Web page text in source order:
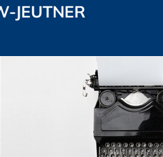
JEUTNER